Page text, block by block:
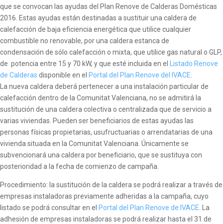
que se convocan las ayudas del Plan Renove de Calderas Domésticas
2016. Estas ayudas están destinadas a sustituir una caldera de
calefacción de baja eficiencia energética que utilice cualquier
combustible no renovable, por una caldera estanca de
condensación de sólo calefacción o mixta, que utilice gas natural o GLP,
de potencia entre 15 y 70 kW, y que esté incluida en el Listado Renove
de Calderas disponible en el Portal del Plan Renove del IVACE.
La nueva caldera deberá pertenecer a una instalación particular de
calefacción dentro de la Comunitat Valenciana, no se admitirá la
sustitución de una caldera colectiva o centralizada que de servicio a
varias viviendas. Pueden ser beneficiarios de estas ayudas las
personas físicas propietarias, usufructuarias o arrendatarias de una
vivienda situada en la Comunitat Valenciana. Únicamente se
subvencionará una caldera por beneficiario, que se sustituya con
posterioridad a la fecha de comienzo de campaña.
Procedimiento: la sustitución de la caldera se podrá realizar a través de
empresas instaladoras previamente adheridas a la campaña, cuyo
listado se podrá consultar en el Portal del Plan Renove de IVACE. La
adhesión de empresas instaladoras se podrá realizar hasta el 31 de